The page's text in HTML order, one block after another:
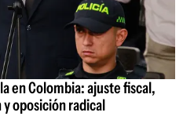
en Colombia: ajuste fiscal,
oposición radical